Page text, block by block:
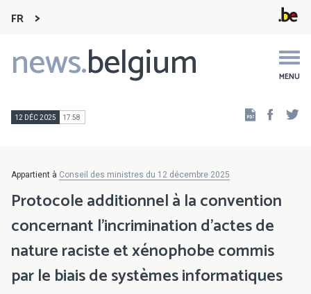
FR
news.belgium MENU
Main
navigation
12 DÉC 2025 17:58
Appartient à Conseil des ministres du 12 décembre 2025
Protocole additionnel à la convention
concernant l’incrimination d’actes de
nature raciste et xénophobe commis
par le biais de systèmes informatiques